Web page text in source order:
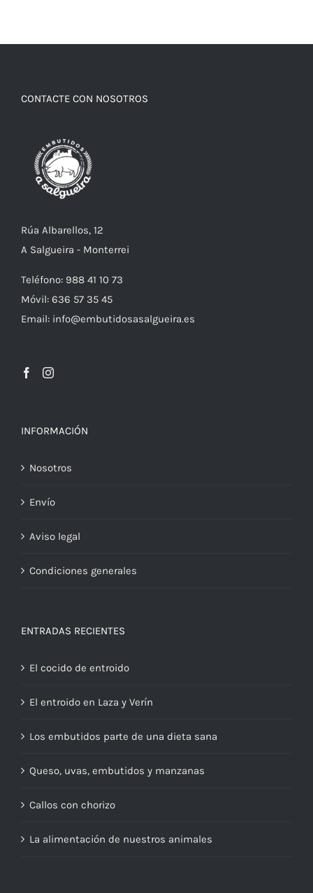
CONTACTE CON NOSOTROS
Rúa Albarellos, 12
A Salgueira - Monterrei
Teléfono: 988 41 10 73
Móvil: 636 57 35 45
Email: info@embutidosasalgueira.es
INFORMACIÓN
Nosotros
Envío
Aviso legal
Condiciones generales
ENTRADAS RECIENTES
El cocido de entroido
El entroido en Laza y Verín
Los embutidos parte de una dieta sana
Queso, uvas, embutidos y manzanas
Callos con chorizo
La alimentación de nuestros animales